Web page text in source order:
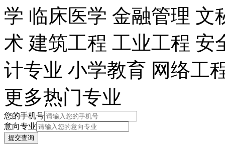
学 临床医学 金融管理 文
术 建筑工程 工业工程 安
计专业 小学教育 网络工
更多热门专业
您的手机号
意向专业
提交查询